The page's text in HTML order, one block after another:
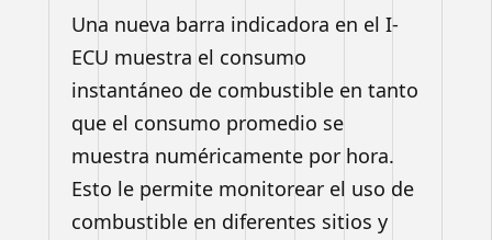
Una nueva barra indicadora en el I-
ECU muestra el consumo
instantáneo de combustible en tanto
que el consumo promedio se
muestra numéricamente por hora.
Esto le permite monitorear el uso de
combustible en diferentes sitios y